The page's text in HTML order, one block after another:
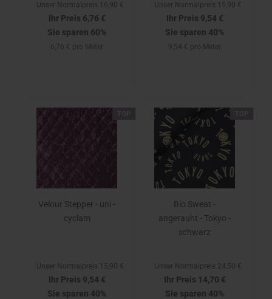
Unser Normalpreis 16,90 €
Ihr Preis 6,76 €
Sie sparen 60%
6,76 € pro Meter
Unser Normalpreis 15,90 €
Ihr Preis 9,54 €
Sie sparen 40%
9,54 € pro Meter
Velour Stepper - uni -
cyclam
Unser Normalpreis 15,90 €
Ihr Preis 9,54 €
Sie sparen 40%
Bio Sweat -
angerauht - Tokyo -
schwarz
Unser Normalpreis 24,50 €
Ihr Preis 14,70 €
Sie sparen 40%